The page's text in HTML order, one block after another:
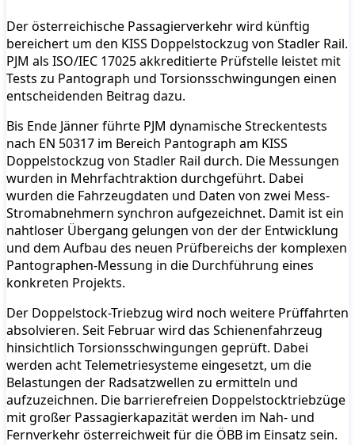
Der österreichische Passagierverkehr wird künftig
bereichert um den KISS Doppelstockzug von Stadler Rail.
PJM als ISO/IEC 17025 akkreditierte Prüfstelle leistet mit
Tests zu Pantograph und Torsionsschwingungen einen
entscheidenden Beitrag dazu.
Bis Ende Jänner führte PJM dynamische Streckentests
nach EN 50317 im Bereich Pantograph am KISS
Doppelstockzug von Stadler Rail durch. Die Messungen
wurden in Mehrfachtraktion durchgeführt. Dabei
wurden die Fahrzeugdaten und Daten von zwei Mess-
Stromabnehmern synchron aufgezeichnet. Damit ist ein
nahtloser Übergang gelungen von der der Entwicklung
und dem Aufbau des neuen Prüfbereichs der komplexen
Pantographen-Messung in die Durchführung eines
konkreten Projekts.
Der Doppelstock-Triebzug wird noch weitere Prüffahrten
absolvieren. Seit Februar wird das Schienenfahrzeug
hinsichtlich Torsionsschwingungen geprüft. Dabei
werden acht Telemetriesysteme eingesetzt, um die
Belastungen der Radsatzwellen zu ermitteln und
aufzuzeichnen. Die barrierefreien Doppelstocktriebzüge
mit großer Passagierkapazität werden im Nah- und
Fernverkehr österreichweit für die ÖBB im Einsatz sein.